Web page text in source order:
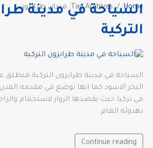
Home Tag Archives: ميدان طرابزون
السياحة في مدينة
التركية
السياحة في مدينة طرابزون التركية فيطلق
البحر الاسود كما انها توضع في مقدمه
في تركيا حيث يقصدها الزوار لاستجمام
بهدوئه العام.
Continue reading